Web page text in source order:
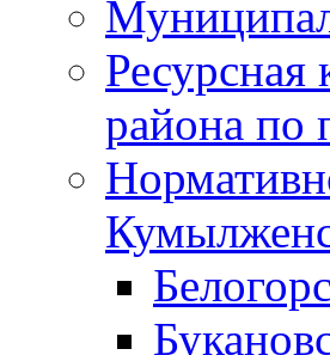
района по